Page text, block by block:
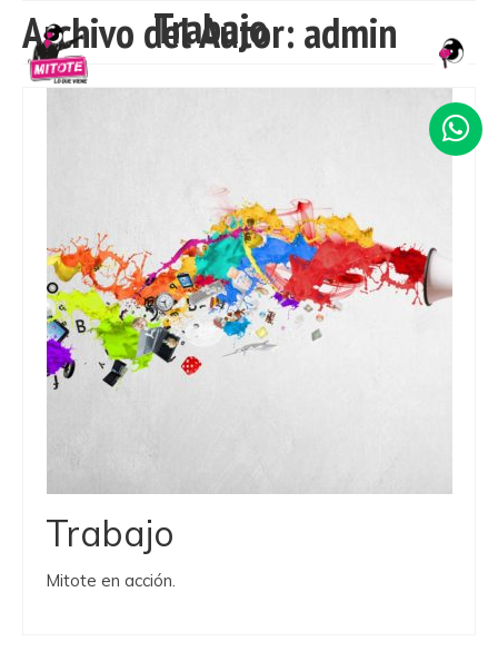
Trabajo
SERVICIOS
TRABAJO
CLIENTES
CONTACTO
Archivo del Autor: admin
Trabajo
Mitote en acción.